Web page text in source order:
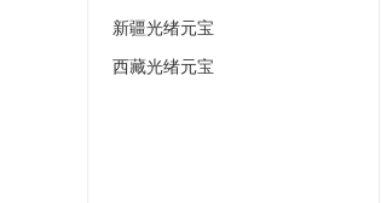
新疆光绪元宝
西藏光绪元宝